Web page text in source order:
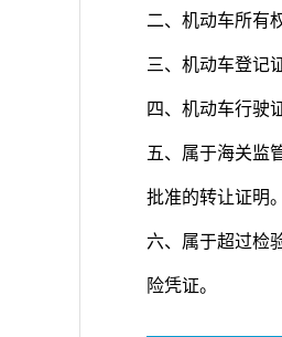
二、机动车所有
三、机动车登记
四、机动车行驶
五、属于海关监
批准的转让证明。
六、属于超过检
险凭证。